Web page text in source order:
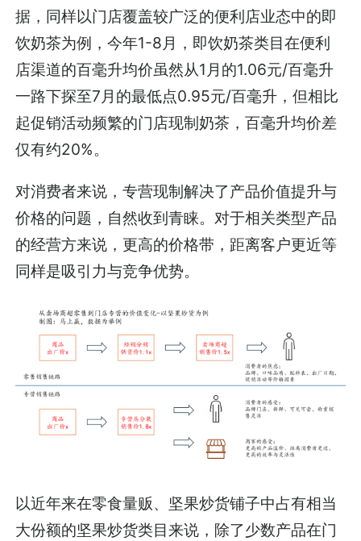
据，同样以门店覆盖较广泛的便利店业态中的即
饮奶茶为例，今年1-8月，即饮奶茶类目在便利
店渠道的百毫升均价虽然从1月的1.06元/百毫升
一路下探至7月的最低点0.95元/百毫升，但相比
起促销活动频繁的门店现制奶茶，百毫升均价差
仅有约20%。
对消费者来说，专营现制解决了产品价值提升与
价格的问题，自然收到青睐。对于相关类型产品
的经营方来说，更高的价格带，距离客户更近等
同样是吸引力与竞争优势。
以近年来在零食量贩、坚果炒货铺子中占有相当
大份额的坚果炒货类目来说，除了少数产品在门